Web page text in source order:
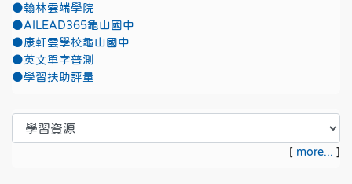
●翰林雲端學院
●AILEAD365龜山國中
●康軒雲學校龜山國中
●英文單字普測
●學習扶助評量
[ more... ]